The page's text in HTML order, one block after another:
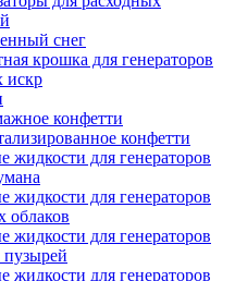
снег
крошка для генераторов
искр
конфетти
конфетти
жидкости для генераторов
жидкости для генераторов
облаков
жидкости для генераторов
жидкости для генераторов